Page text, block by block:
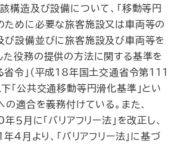
該構造及び設備について、「移動等円
ために必要な旅客施設又は車両等の
び設備並びに旅客施設及び車両等を
た役務の提供の方法に関する基準を
省令」（平成18年国土交通省令第111
下「公共交通移動等円滑化基準」とい
への適合を義務付けている。また、
５月に「バリアフリー法」を改正し、
４月より、「バリアフリー法」に基づ